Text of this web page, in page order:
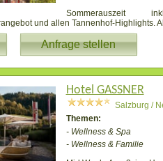
Sommerauszeit
und allen Tannenhof-Highlights.
Anfrage stellen
Hotel GASSNER
Salzburg /
Themen:
- Wellness & Spa
- Wellness & Familie